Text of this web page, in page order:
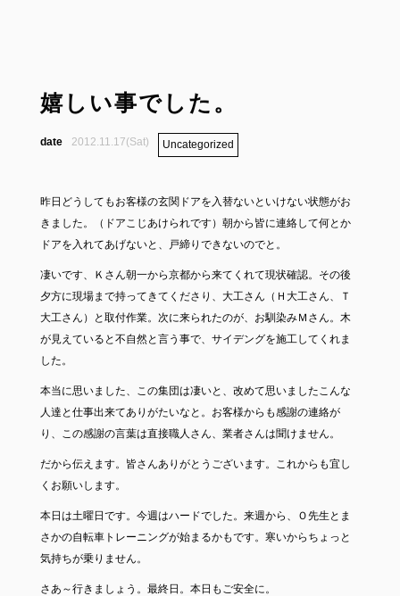
嬉しい事でした。
2012.11.17(Sat) Uncategorized
昨日どうしてもお客様の玄関ドアを入替ないといけない状態がお
きました。（ドアこじあけられです）朝から皆に連絡して何とか
ドアを入れてあげないと、戸締りできないのでと。
凄いです、Ｋさん朝一から京都から来てくれて現状確認。その後
夕方に現場まで持ってきてくださり、大工さん（Ｈ大工さん、Ｔ
大工さん）と取付作業。次に来られたのが、お馴染みＭさん。木
が見えていると不自然と言う事で、サイデングを施工してくれま
した。
本当に思いました、この集団は凄いと、改めて思いましたこんな
人達と仕事出来てありがたいなと。お客様からも感謝の連絡が
り、この感謝の言葉は直接職人さん、業者さんは聞けません。
だから伝えます。皆さんありがとうございます。これからも宜し
くお願いします。
本日は土曜日です。今週はハードでした。来週から、Ｏ先生とま
さかの自転車トレーニングが始まるかもです。寒いからちょっと
気持ちが乗りません。
さあ～行きましょう。最終日。本日もご安全に。